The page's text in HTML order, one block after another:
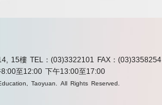
15樓 TEL：(03)3322101
FAX：(03)3358254
8:00至12:00 下午13:00至17:00
Taoyuan. All Rights Reserved.